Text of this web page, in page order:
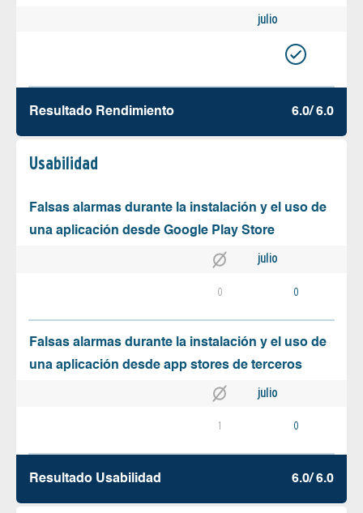
julio
Resultado Rendimiento 6.0/ 6.0
Usabilidad
Falsas alarmas durante la instalación y el uso de
una aplicación desde Google Play Store
julio
0 0
Falsas alarmas durante la instalación y el uso de
una aplicación desde app stores de terceros
julio
1 0
Resultado Usabilidad 6.0/ 6.0